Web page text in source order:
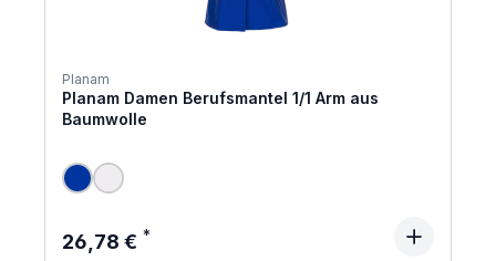
Planam
Planam Damen Berufsmantel 1/1 Arm aus
Baumwolle
Regulärer Preis:
26,78 €